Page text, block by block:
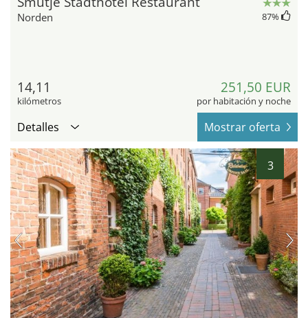
Norden 87%
14,11
kilómetros
251,50 EUR
por habitación y noche
Detalles Mostrar oferta
3